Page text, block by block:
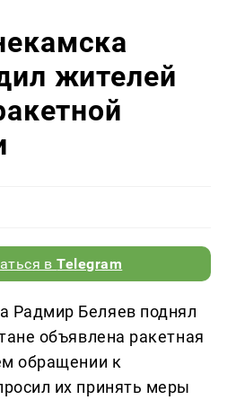
жителей
вTelegram
Радмир Беляев поднял
объявлена ракетная
обращении к
их принять меры